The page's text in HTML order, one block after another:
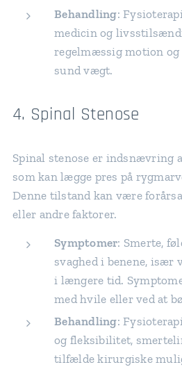
Behandling:
medicin og
regelmæssig motion og
sund vægt.
4. Spinal Stenose
Spinal stenose er indsnævring
som kan lægge pres på
Denne tilstand kan være
eller andre faktorer.
Symptomer: Smerte,
svaghed i benene, især
i længere tid.
med hvile eller ved at
Behandling:
og fleksibilitet,
tilfælde kirurgiske